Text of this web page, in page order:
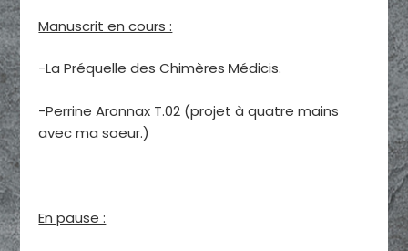
Manuscrit en cours :
-La Préquelle des Chimères Médicis.
-Perrine Aronnax T.02 (projet à quatre mains
avec ma soeur.)
En pause :